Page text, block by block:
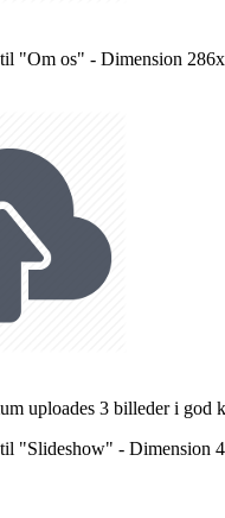
"Om os" - Dimension
uploades 3 billeder i god
"Slideshow" - Dimension